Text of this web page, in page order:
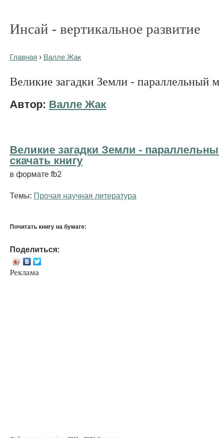
Инсай - вертикальное развитие
Главная › Валле Жак
Великие загадки Земли - параллельный
Автор: Валле Жак
Великие загадки Земли -
cкачать книгу
в формате fb2
Темы: Прочая научная литература
Почитать книгу на бумаге:
Поделиться:
Реклама